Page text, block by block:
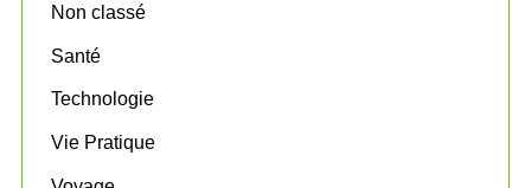
Non classé
Santé
Technologie
Vie Pratique